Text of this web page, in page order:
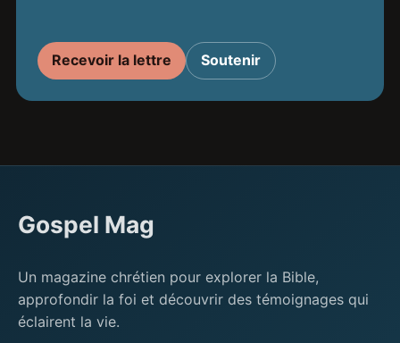
Recevoir la lettre Soutenir
Gospel Mag
Un magazine chrétien pour explorer la Bible,
approfondir la foi et découvrir des témoignages qui
éclairent la vie.